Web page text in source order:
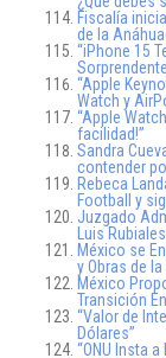
Fiscalía
de la
“iPhone 15
“Apple
Watch y
“Apple
facilidad!”
Sandra
contender
Rebeca
Football y
Juzgado
Luis
México se
y Obras de
México
Transición
“Valor de
Dólares”
“ONU Insta